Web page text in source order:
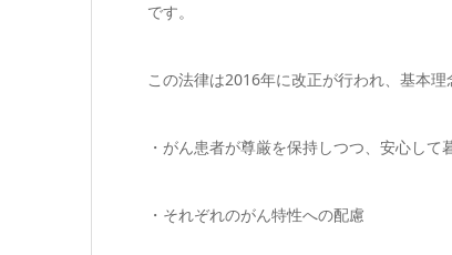
です。
この法律は2016年に改正が行われ、基本
・がん患者が尊厳を保持しつつ、安心し
・それぞれのがん特性への配慮